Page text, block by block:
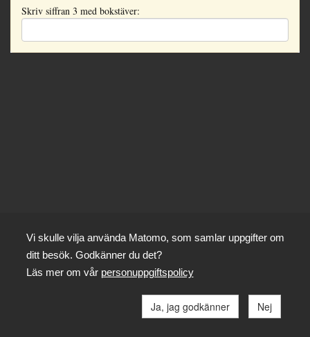
Skriv siffran 3 med bokstäver:
Vi skulle vilja använda Matomo, som samlar uppgifter om
ditt besök. Godkänner du det?
Läs mer om vår personuppgiftspolicy
Ja, jag godkänner Nej